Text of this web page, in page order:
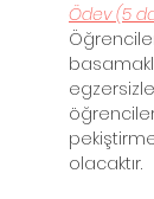
Ödev (5
olacaktır.